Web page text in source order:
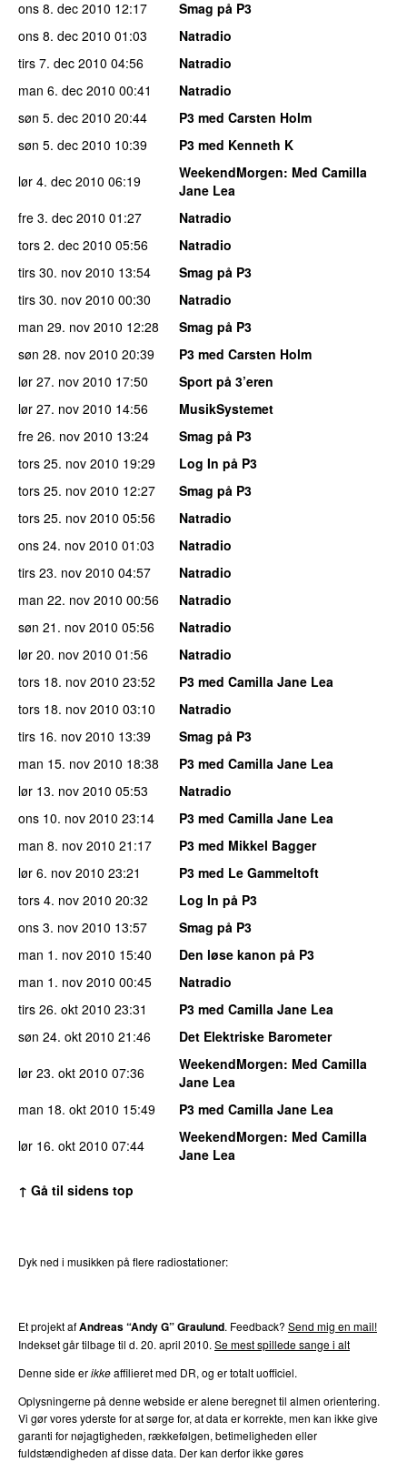
ons 8. dec 2010 12:17
Smag på P3
ons 8. dec 2010 01:03
Natradio
tirs 7. dec 2010 04:56
Natradio
man 6. dec 2010 00:41
Natradio
søn 5. dec 2010 20:44
P3 med Carsten Holm
søn 5. dec 2010 10:39
P3 med Kenneth K
lør 4. dec 2010 06:19 WeekendMorgen: Med Camilla
Jane Lea
fre 3. dec 2010 01:27
Natradio
tors 2. dec 2010 05:56
Natradio
tirs 30. nov 2010 13:54
Smag på P3
tirs 30. nov 2010 00:30
Natradio
man 29. nov 2010 12:28
Smag på P3
søn 28. nov 2010 20:39
P3 med Carsten Holm
lør 27. nov 2010 17:50
Sport på 3’eren
lør 27. nov 2010 14:56
MusikSystemet
fre 26. nov 2010 13:24
Smag på P3
tors 25. nov 2010 19:29
Log In på P3
tors 25. nov 2010 12:27
Smag på P3
tors 25. nov 2010 05:56
Natradio
ons 24. nov 2010 01:03
Natradio
tirs 23. nov 2010 04:57
Natradio
man 22. nov 2010 00:56
Natradio
søn 21. nov 2010 05:56
Natradio
lør 20. nov 2010 01:56
Natradio
tors 18. nov 2010 23:52
P3 med Camilla Jane Lea
tors 18. nov 2010 03:10
Natradio
tirs 16. nov 2010 13:39
Smag på P3
man 15. nov 2010 18:38
P3 med Camilla Jane Lea
lør 13. nov 2010 05:53
Natradio
ons 10. nov 2010 23:14
P3 med Camilla Jane Lea
man 8. nov 2010 21:17
P3 med Mikkel Bagger
lør 6. nov 2010 23:21
P3 med Le Gammeltoft
tors 4. nov 2010 20:32
Log In på P3
ons 3. nov 2010 13:57
Smag på P3
man 1. nov 2010 15:40
Den løse kanon på P3
man 1. nov 2010 00:45
Natradio
tirs 26. okt 2010 23:31
P3 med Camilla Jane Lea
søn 24. okt 2010 21:46
Det Elektriske Barometer
lør 23. okt 2010 07:36 WeekendMorgen: Med Camilla
Jane Lea
man 18. okt 2010 15:49
P3 med Camilla Jane Lea
lør 16. okt 2010 07:44 WeekendMorgen: Med Camilla
Jane Lea
↑ Gå til sidens top
Dyk ned i musikken på flere radiostationer:
Et projekt afAndreas “Andy G” Graulund. Feedback? Send mig en mail!
Indekset går tilbage til d. 20. april 2010. Se mest spillede sange i alt
Denne side erikkeaffilieret med DR, og er totalt uofficiel.
Oplysningerne på denne webside er alene beregnet til almen orientering.
Vi gør vores yderste for at sørge for, at data er korrekte, men kan ikke give
garanti for nøjagtigheden, rækkefølgen, betimeligheden eller
fuldstændigheden af disse data. Der kan derfor ikke gøres